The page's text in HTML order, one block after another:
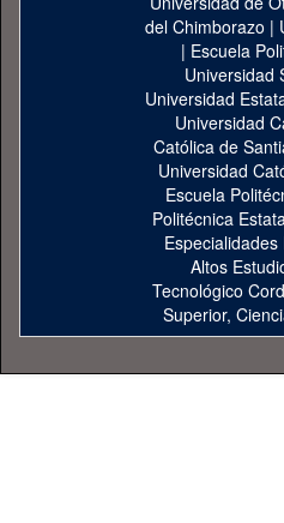
del Chimborazo |
| Escuela
Universidad
Universidad
Universidad
Católica de
Universidad
Escuela
Politécnica
Altos
Tecnológico
Superior,